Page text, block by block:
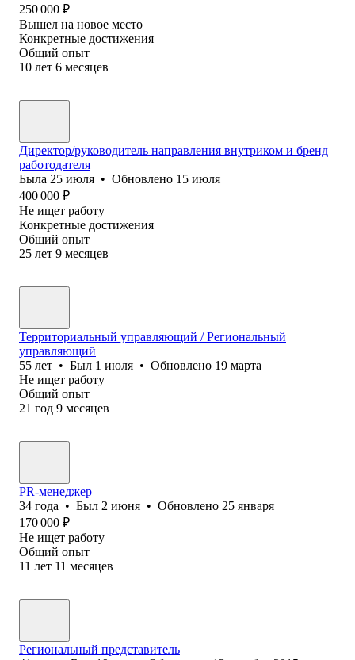
250 000 ₽
Вышел на новое место
Конкретные достижения
Общий опыт
10 лет 6 месяцев
Директор/руководитель направления внутриком и бренд
работодателя
Была 25 июля • Обновлено 15 июля
400 000 ₽
Не ищет работу
Конкретные достижения
Общий опыт
25 лет 9 месяцев
Территориальный управляющий / Региональный
управляющий
55 лет • Был 1 июля • Обновлено 19 марта
Не ищет работу
Общий опыт
21 год 9 месяцев
PR-менеджер
34 года • Был 2 июня • Обновлено 25 января
170 000 ₽
Не ищет работу
Общий опыт
11 лет 11 месяцев
Региональный представитель